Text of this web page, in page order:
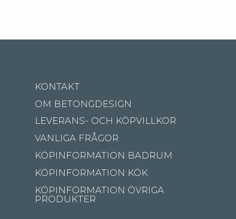
KONTAKT
OM BETONGDESIGN
LEVERANS- OCH KÖPVILLKOR
VANLIGA FRÅGOR
KÖPINFORMATION BADRUM
KÖPINFORMATION KÖK
KÖPINFORMATION ÖVRIGA
PRODUKTER